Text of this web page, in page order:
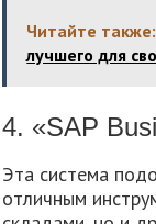
Читайте также:
лучшего для
4. «SAP
Эта система
отличным